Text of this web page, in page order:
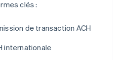
clés :
de transaction ACH
internationale